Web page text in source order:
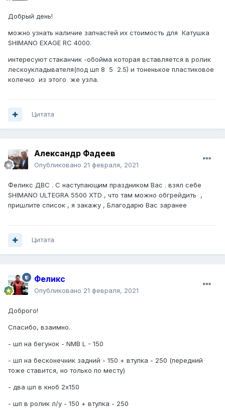
Добрый день!
можно узнать наличие запчастей их стоимость для Катушка
SHIMANO EXAGE RC 4000.
интересуют стаканчик -обойма которая вставляется в ролик
лескоукладывателя(под шп 8 5 2.5) и тоненькое пластиковое
колечко из этого же узла.
Цитата
Александр Фадеев
Опубликовано 21 февраля, 2021
Феликс ДВС . С наступающим праздником Вас . взял себе
SHIMANO ULTEGRA 5500 XTD , что там можно обгрейдить ,
пришлите список , я закажу , Благодарю Вас заранее
Цитата
Феликс
Опубликовано 21 февраля, 2021
Доброго!
Спасибо, взаимно.
- шп на бегунок - NMB L - 150
- шп на бесконечник задний - 150 + втулка - 250 (передний
тоже ставится, но только по месту)
- два шп в кноб 2х150
- шп в ролик л/у - 150 + втулка - 250